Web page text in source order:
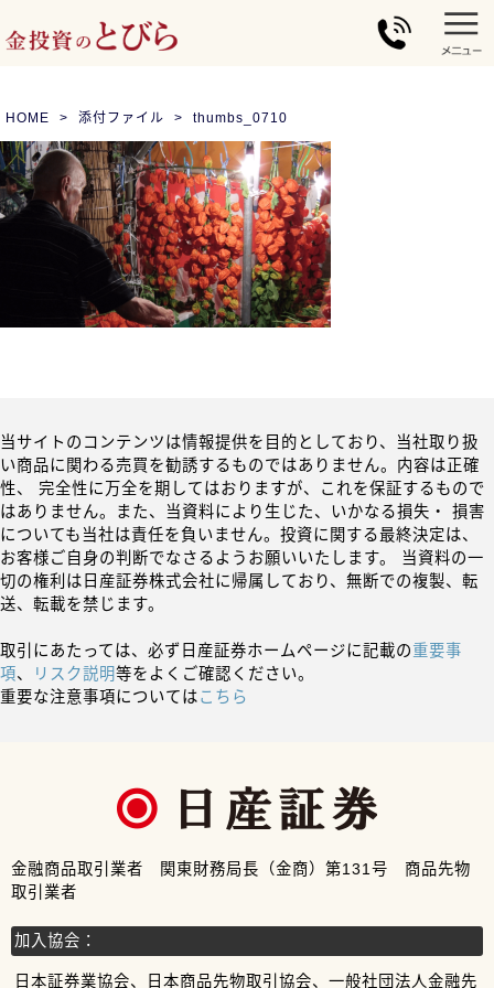
HOME 添付ファイル thumbs_0710
当サイトのコンテンツは情報提供を目的としており、当社取り扱
い商品に関わる売買を勧誘するものではありません。内容は正確
性、 完全性に万全を期してはおりますが、これを保証するもので
はありません。また、当資料により生じた、いかなる損失・ 損害
についても当社は責任を負いません。投資に関する最終決定は、
お客様ご自身の判断でなさるようお願いいたします。 当資料の一
切の権利は日産証券株式会社に帰属しており、無断での複製、転
送、転載を禁じます。
取引にあたっては、必ず日産証券ホームページに記載の重要事
項、 リスク説明等をよくご確認ください。
重要な注意事項についてはこちら
金融商品取引業者 関東財務局長（金商）第131号 商品先物
取引業者
加入協会：
日本証券業協会、日本商品先物取引協会、一般社団法人金融先